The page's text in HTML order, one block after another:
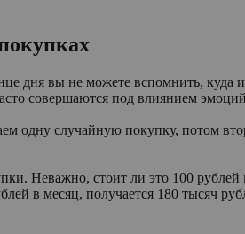
дня вы не можете вспомнить, куда
совершаются под влиянием
одну случайную покупку, потом
Неважно, стоит ли это 100
в месяц, получается 180 тысяч